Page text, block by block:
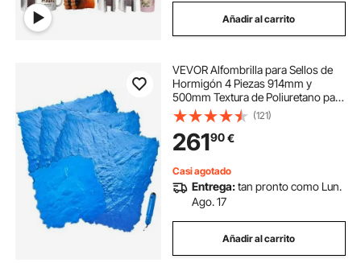
Añadir al carrito
VEVOR Alfombrilla para Sellos de
Hormigón 4 Piezas 914mm y
500mm Textura de Poliuretano para
Revestimiento de Hormigón para
Impresión de Suelo de Pizarra
Moldes de Hormigón para
Decoración de Exterior
(121)
26190€
Casi agotado
Entrega:tan pronto como Lun.
Ago. 17
Añadir al carrito